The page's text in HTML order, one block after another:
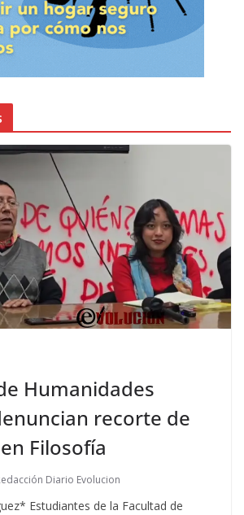
Humanidades
recorte de
Filosofía
Diario Evolucion
Estudiantes de la Facultad de